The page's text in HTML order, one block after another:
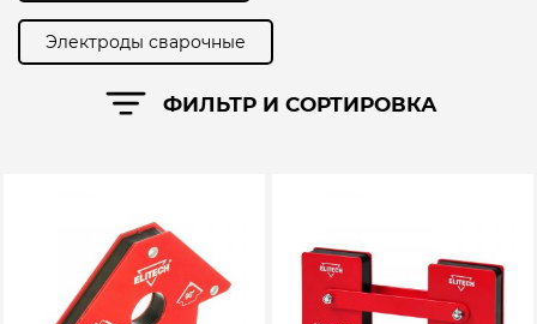
Электроды сварочные
ФИЛЬТР И СОРТИРОВКА